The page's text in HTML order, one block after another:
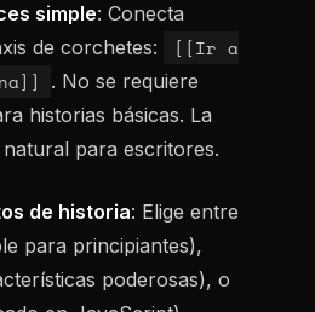
simple: Conecta
de corchetes:
[[Ir a
. No se requiere
historias básicas. La
para escritores.
de historia: Elige entre
para principiantes),
poderosas), o